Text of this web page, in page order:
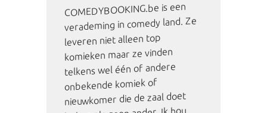
COMEDYBOOKING.be is een
verademing in comedy land. Ze
leveren niet alleen top
komieken maar ze vinden
telkens wel één of andere
onbekende komiek of
nieuwkomer die de zaal doet